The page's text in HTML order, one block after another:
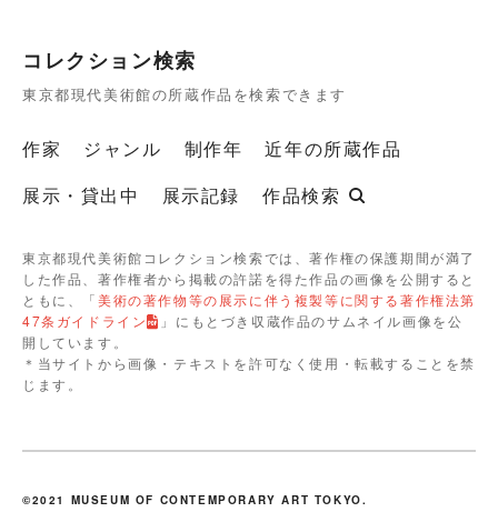
コレクション検索
東京都現代美術館の所蔵作品を検索できます
作家 ジャンル 制作年
近年の所蔵作品
展示・貸出中
展示記録 作品検索
東京都現代美術館コレクション検索では、著作権の保護期間が満了
した作品、著作権者から掲載の許諾を得た作品の画像を公開すると
ともに、「美術の著作物等の展示に伴う複製等に関する著作権法第
47条ガイドライン
」にもとづき収蔵作品のサムネイル画像を公
開しています。
＊当サイトから画像・テキストを許可なく使用・転載することを禁
じます。
©2021 MUSEUM OF CONTEMPORARY ART TOKYO.